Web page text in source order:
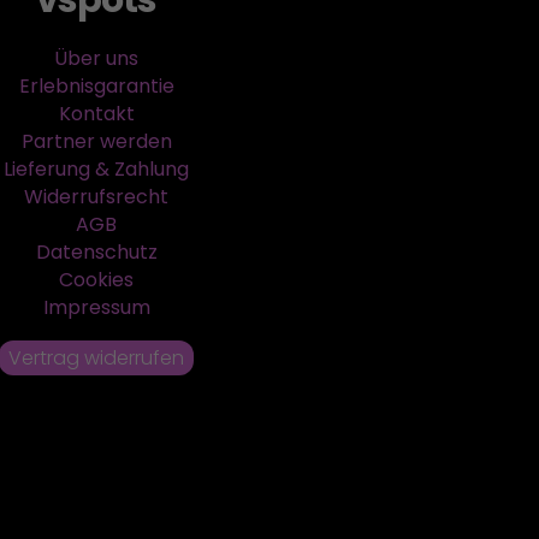
Über uns
Erlebnisgarantie
Kontakt
Partner werden
Lieferung & Zahlung
Widerrufsrecht
AGB
Datenschutz
Cookies
Impressum
Vertrag widerrufen